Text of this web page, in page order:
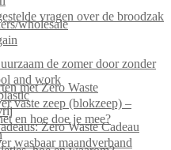
vragen over de broodzak
wholesale
de zomer door zonder
and work
met Zero Waste
vaste zeep (blokzeep) –
en hoe doe je mee?
Zero Waste Cadeau
wasbaar maandverband